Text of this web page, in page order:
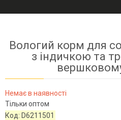
Вологий корм для
з індичкою та
Немає в наявності
Тільки оптом
Код: D6211501